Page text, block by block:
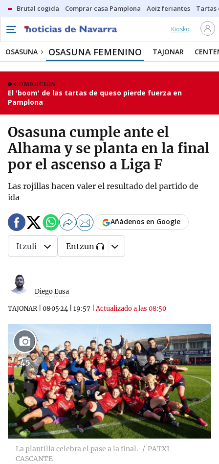
Brutal cogida Comprar casa Pamplona Aoiz feriantes Tartas
Kiosko
OSASUNA OSASUNA FEMENINO TAJONAR
COMERCIOS
El 'boom' de las tartas de queso pierde fuerza en
Pamplona
Osasuna cumple ante el
Alhama y se planta en la final
por el ascenso a Liga F
Las rojillas hacen valer el resultado del partido de
ida
Diego Eusa
TAJONAR| 08·05·24 19:57 |Actualizado a las 08:50
Añádenos en Google
Itzuli Entzun
45
La plantilla celebra el pase a la final.
PATXI
CASCANTE